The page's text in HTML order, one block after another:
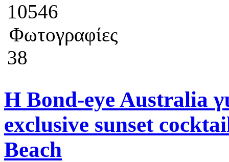
10546
Φωτογραφίες
38
Η Bond-eye Australia
exclusive sunset
Beach